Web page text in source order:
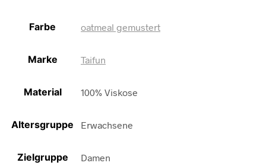
Farbe oatmeal gemustert
Marke Taifun
Material 100% Viskose
Altersgruppe Erwachsene
Zielgruppe Damen